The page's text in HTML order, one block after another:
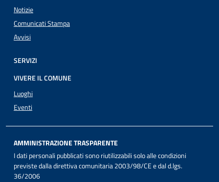
Notizie
Comunicati Stampa
Avvisi
SERVIZI
VIVERE IL COMUNE
Luoghi
Eventi
AMMINISTRAZIONE TRASPARENTE
I dati personali pubblicati sono riutilizzabili solo alle condizioni
previste dalla direttiva comunitaria 2003/98/CE e dal d.lgs.
36/2006